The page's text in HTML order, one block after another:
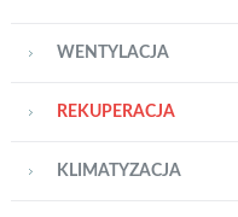
WENTYLACJA
REKUPERACJA
KLIMATYZACJA